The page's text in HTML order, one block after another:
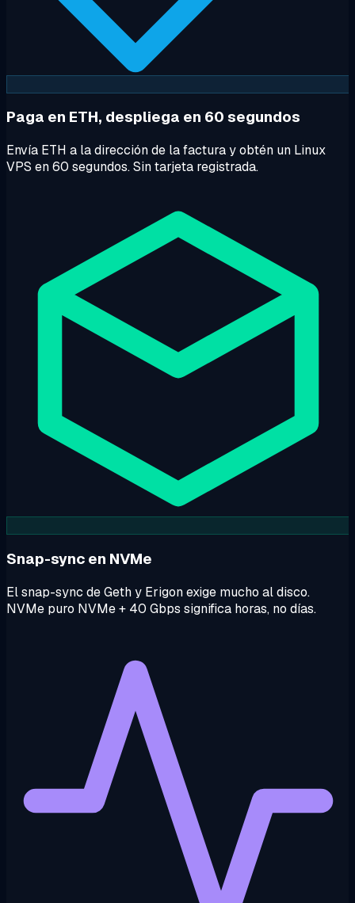
Paga en ETH, despliega en 60 segundos
Envía ETH a la dirección de la factura y obtén un Linux
VPS en 60 segundos. Sin tarjeta registrada.
Snap-sync en NVMe
El snap-sync de Geth y Erigon exige mucho al disco.
NVMe puro NVMe + 40 Gbps significa horas, no días.